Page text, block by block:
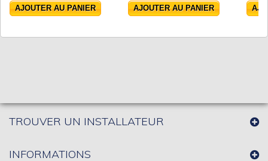
AJOUTER AU PANIER
AJOUTER AU PANIER
TROUVER UN INSTALLATEUR
INFORMATIONS